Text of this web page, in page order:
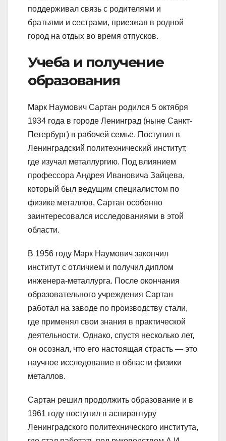
поддерживал связь с родителями и
братьями и сестрами, приезжая в родной
город на отдых во время отпусков.
Учеба и получение
образования
Марк Наумович Сартан родился 5 октября
1934 года в городе Ленинград (ныне Санкт-
Петербург) в рабочей семье. Поступил в
Ленинградский политехнический институт,
где изучал металлургию. Под влиянием
профессора Андрея Ивановича Зайцева,
который был ведущим специалистом по
физике металлов, Сартан особенно
заинтересовался исследованиями в этой
области.
В 1956 году Марк Наумович закончил
институт с отличием и получил диплом
инженера-металлурга. После окончания
образовательного учреждения Сартан
работал на заводе по производству стали,
где применял свои знания в практической
деятельности. Однако, спустя несколько лет,
он осознал, что его настоящая страсть — это
научное исследование в области физики
металлов.
Сартан решил продолжить образование и в
1961 году поступил в аспирантуру
Ленинградского политехнического института,